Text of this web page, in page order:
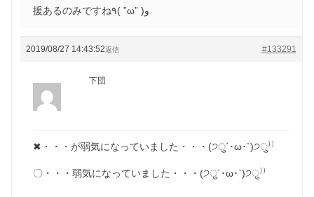
援あるのみですね٩( ”ω” )و
2019/08/27 14:43:52 #133291
返信
下団
✖・・・が弱気になっていました・・・(੭ु´･ω･`)੭ु⁾⁾
〇・・・弱気になっていました・・・(੭ु´･ω･`)੭ु⁾⁾